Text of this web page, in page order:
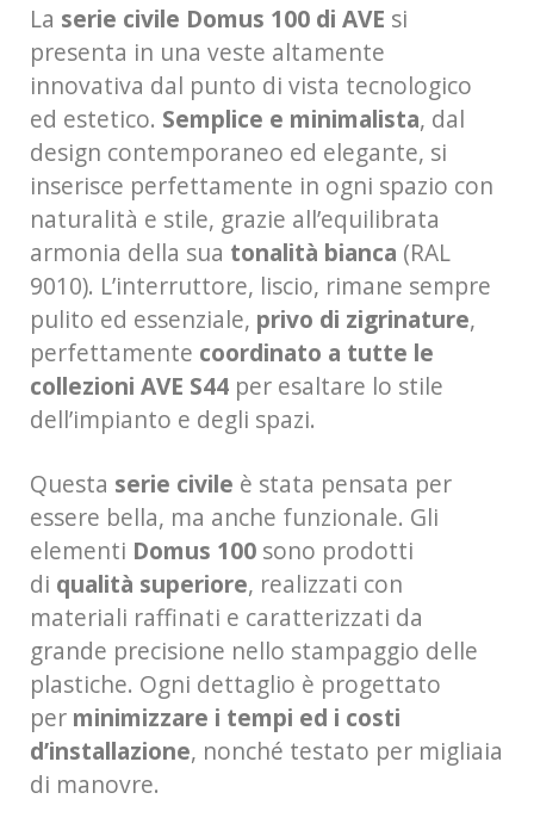
La serie civile Domus 100 di AVE si
presenta in una veste altamente
innovativa dal punto di vista tecnologico
ed estetico. Semplice e minimalista, dal
design contemporaneo ed elegante, si
inserisce perfettamente in ogni spazio con
naturalità e stile, grazie all’equilibrata
armonia della sua tonalità bianca (RAL
9010). L’interruttore, liscio, rimane sempre
pulito ed essenziale, privo di zigrinature,
perfettamente coordinato a tutte le
collezioni AVE S44 per esaltare lo stile
dell’impianto e degli spazi.
Questa serie civile è stata pensata per
essere bella, ma anche funzionale. Gli
elementi Domus 100 sono prodotti
di qualità superiore, realizzati con
materiali raffinati e caratterizzati da
grande precisione nello stampaggio delle
plastiche. Ogni dettaglio è progettato
per minimizzare i tempi ed i costi
d’installazione, nonché testato per migliaia
di manovre.